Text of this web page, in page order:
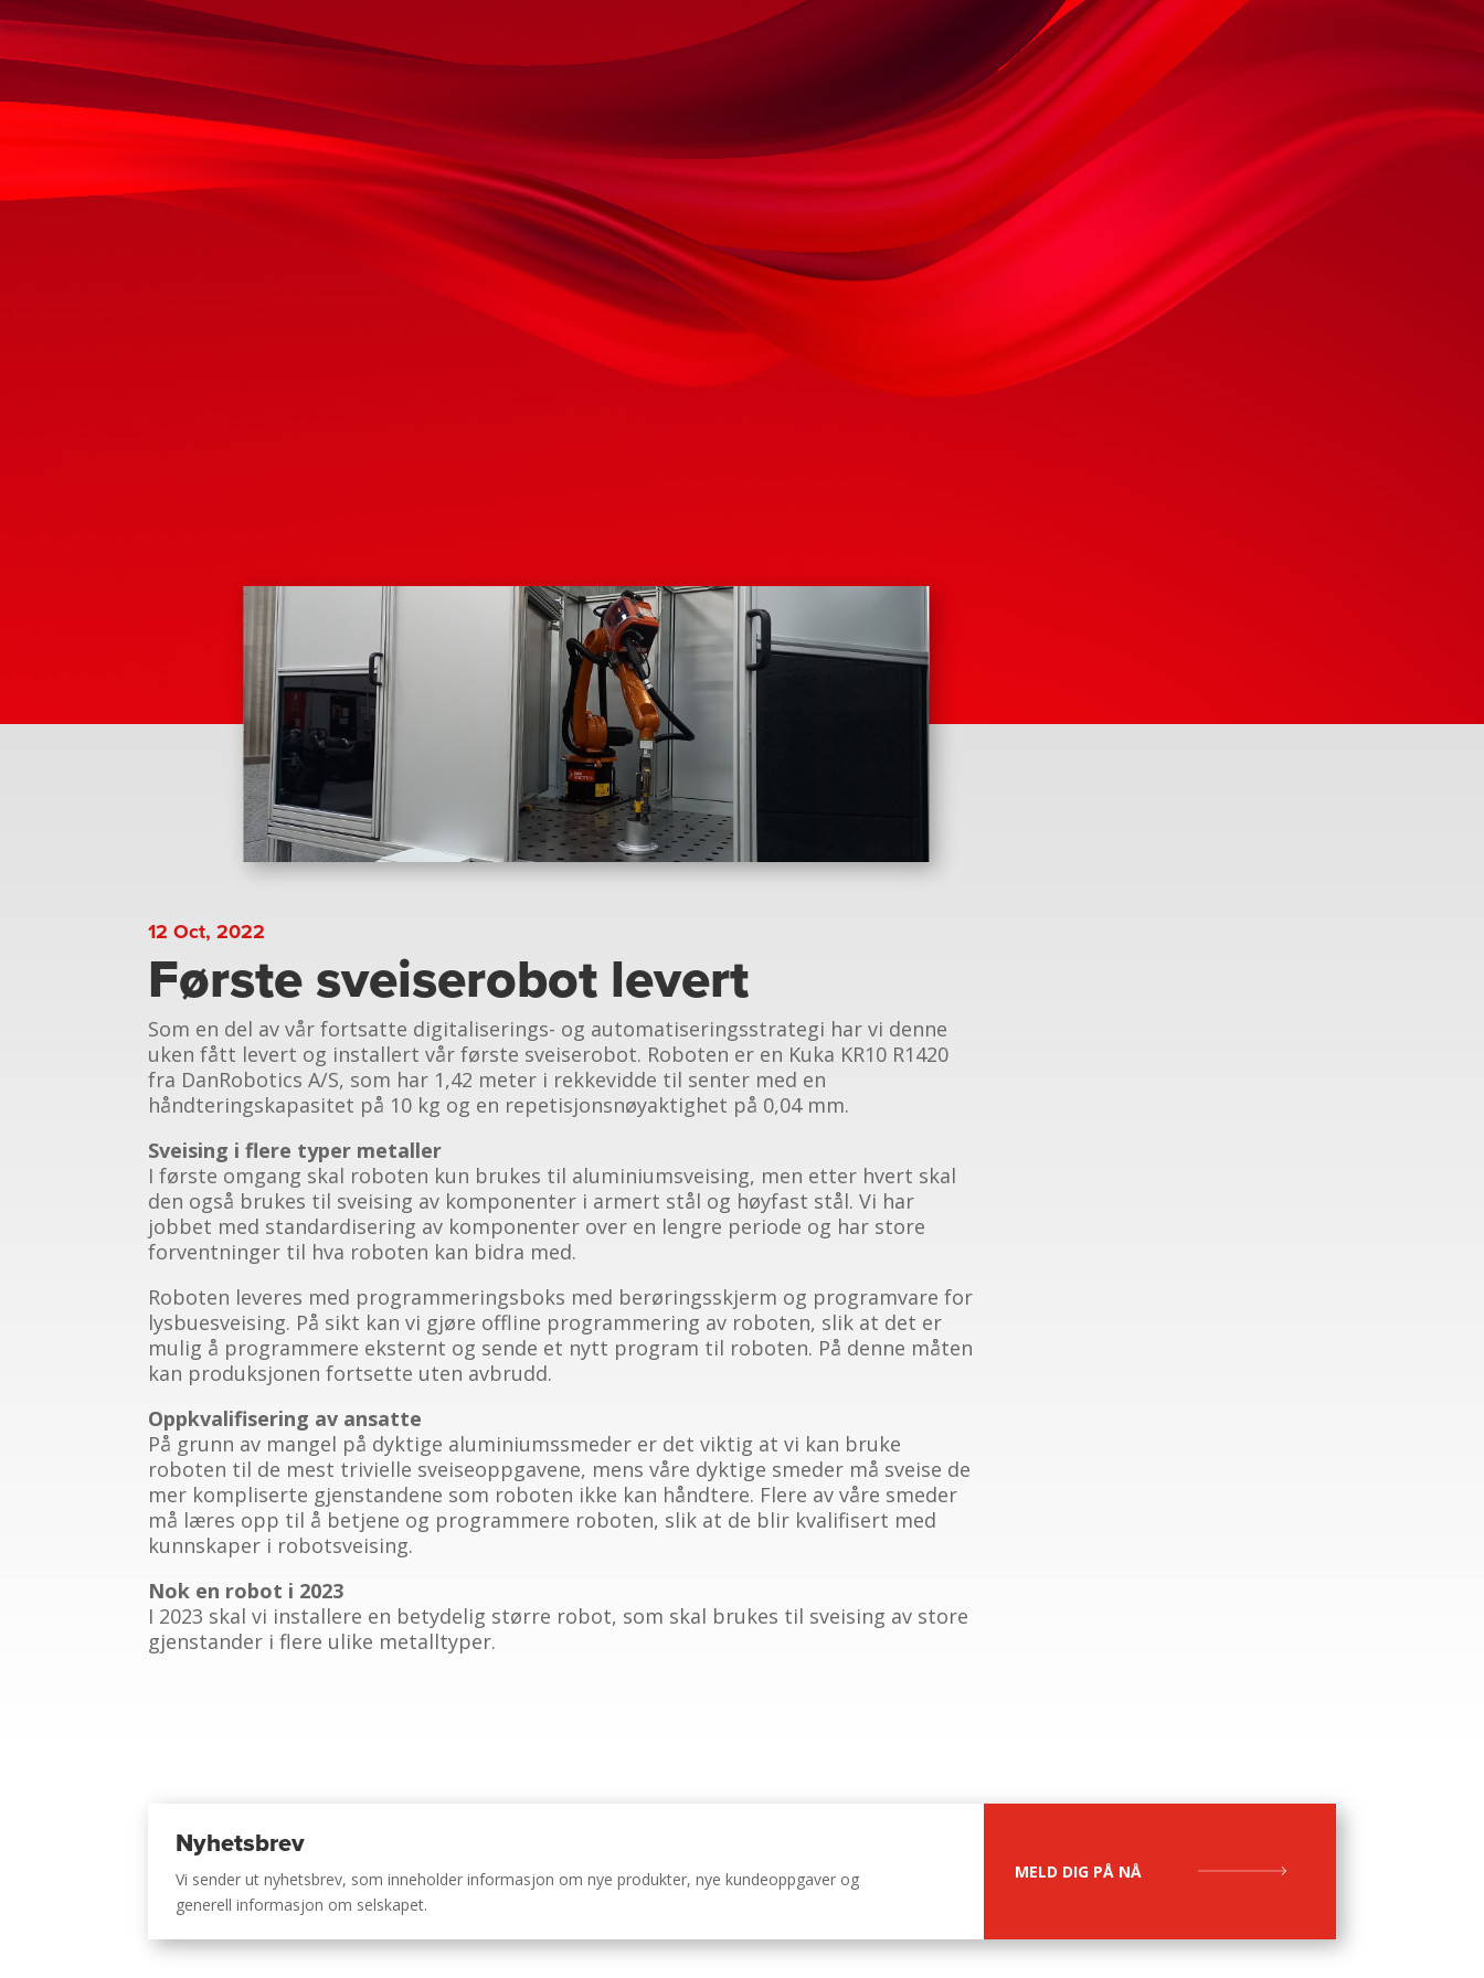
12 Oct, 2022
Første sveiserobot levert
Som en del av vår fortsatte digitaliserings- og automatiseringsstrategi har vi denne
uken fått levert og installert vår første sveiserobot. Roboten er en Kuka KR10 R1420
fra DanRobotics A/S, som har 1,42 meter i rekkevidde til senter med en
håndteringskapasitet på 10 kg og en repetisjonsnøyaktighet på 0,04 mm.
Sveising i flere typer metaller
I første omgang skal roboten kun brukes til aluminiumsveising, men etter hvert skal
den også brukes til sveising av komponenter i armert stål og høyfast stål. Vi har
jobbet med standardisering av komponenter over en lengre periode og har store
forventninger til hva roboten kan bidra med.
Roboten leveres med programmeringsboks med berøringsskjerm og programvare for
lysbuesveising. På sikt kan vi gjøre offline programmering av roboten, slik at det er
mulig å programmere eksternt og sende et nytt program til roboten. På denne måten
kan produksjonen fortsette uten avbrudd.
Oppkvalifisering av ansatte
På grunn av mangel på dyktige aluminiumssmeder er det viktig at vi kan bruke
roboten til de mest trivielle sveiseoppgavene, mens våre dyktige smeder må sveise de
mer kompliserte gjenstandene som roboten ikke kan håndtere. Flere av våre smeder
må læres opp til å betjene og programmere roboten, slik at de blir kvalifisert med
kunnskaper i robotsveising.
Nok en robot i 2023
I 2023 skal vi installere en betydelig større robot, som skal brukes til sveising av store
gjenstander i flere ulike metalltyper.
Nyhetsbrev
Vi sender ut nyhetsbrev, som inneholder informasjon om nye produkter, nye kundeoppgaver og
generell informasjon om selskapet.
MELD DIG PÅ NÅ